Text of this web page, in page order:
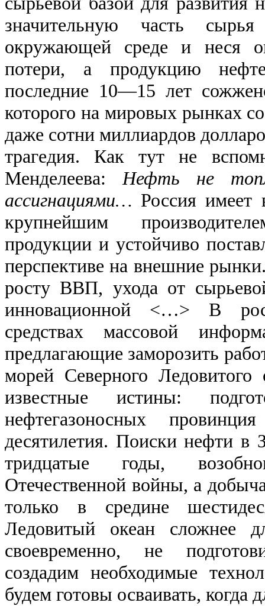
значительную часть
окружающей среде и неся
потери, а продукцию
последние 10—15 лет
которого на мировых рынках
даже сотни миллиардов
трагедия. Как тут не
Менделеева: Нефть не
ассигнациями… Россия имеет
крупнейшим
продукции и устойчиво
перспективе на внешние
росту ВВП, ухода от
инновационной <…> В
средствах массовой
предлагающие заморозить
морей Северного
известные истины:
нефтегазоносных
десятилетия. Поиски нефти в
тридцатые годы,
Отечественной войны, а
только в средине
Ледовитый океан сложнее
своевременно, не
создадим необходимые
будем готовы осваивать, когда